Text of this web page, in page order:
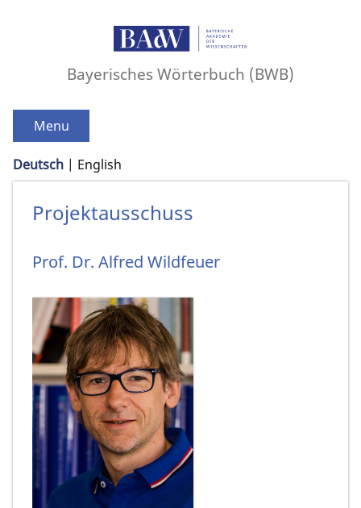
Bayerisches Wörterbuch (BWB)
Menu
Deutsch English
Projektausschuss
Prof. Dr. Alfred Wildfeuer